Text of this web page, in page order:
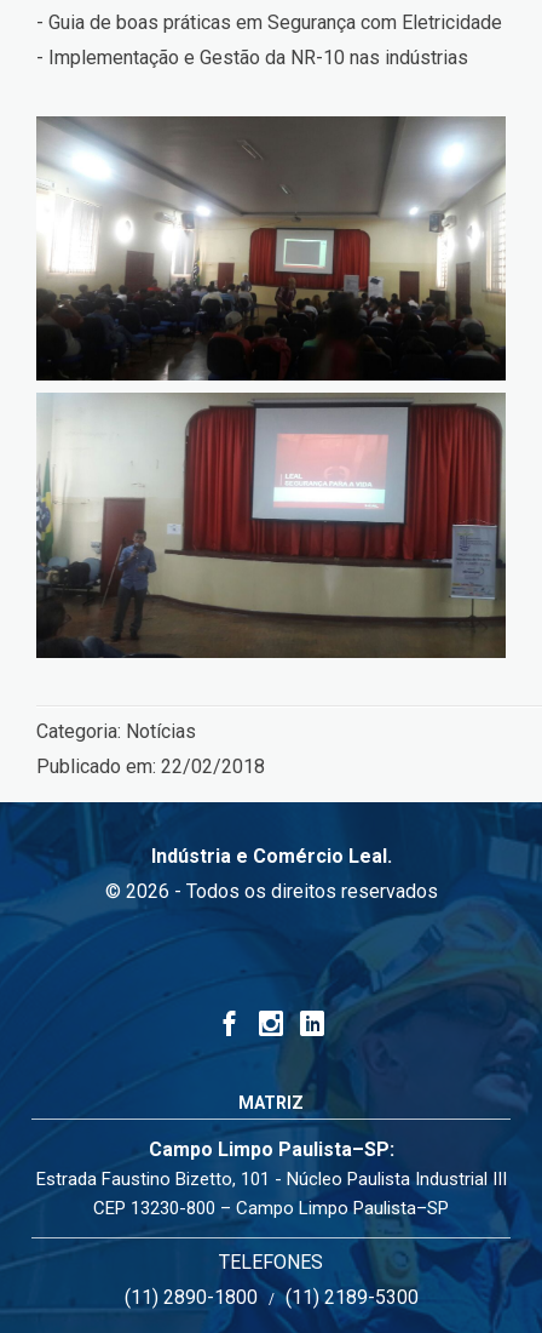
- Guia de boas práticas em Segurança com Eletricidade
- Implementação e Gestão da NR-10 nas indústrias
Categoria: Notícias
Publicado em: 22/02/2018
Indústria e Comércio Leal.
© 2026 - Todos os direitos reservados
MATRIZ
Campo Limpo Paulista–SP:
Estrada Faustino Bizetto, 101 - Núcleo Paulista Industrial III
CEP 13230-800 – Campo Limpo Paulista–SP
TELEFONES
(11) 2890-1800/(11) 2189-5300